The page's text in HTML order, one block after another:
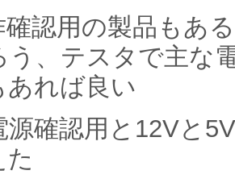
確認用の製品もあ
う、テスタで主な
あれば良い
源確認用と12Vと